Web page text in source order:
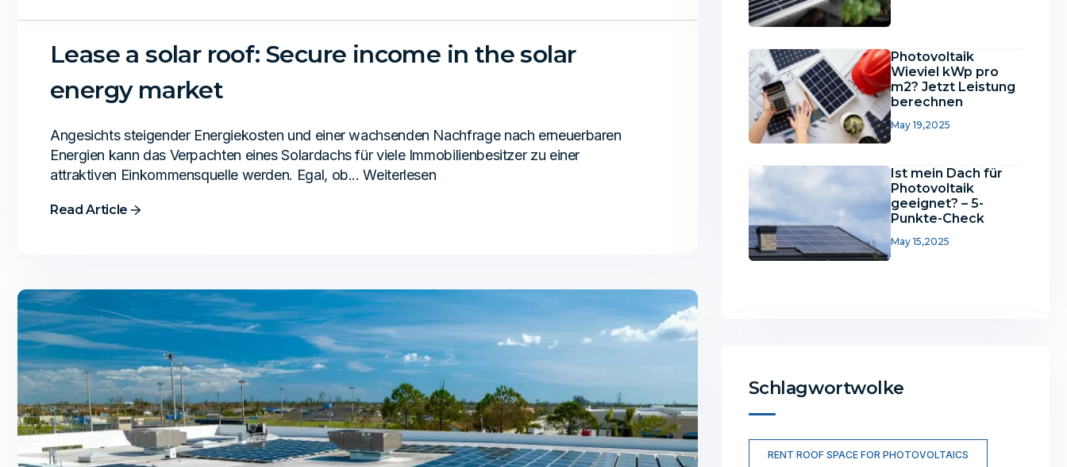
Lease a solar roof: Secure income in the solar
energy market
Angesichts steigender Energiekosten und einer wachsenden Nachfrage nach erneuerbaren
Energien kann das Verpachten eines Solardachs für viele Immobilienbesitzer zu einer
attraktiven Einkommensquelle werden. Egal, ob... Weiterlesen
Read Article
Photovoltaik
Wieviel kWp pro
m2? Jetzt Leistung
berechnen
May 19,2025
Ist mein Dach für
Photovoltaik
geeignet? – 5-
Punkte-Check
May 15,2025
Schlagwortwolke
RENT ROOF SPACE FOR PHOTOVOLTAICS